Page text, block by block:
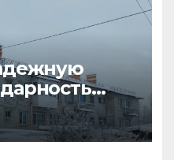
по
округе